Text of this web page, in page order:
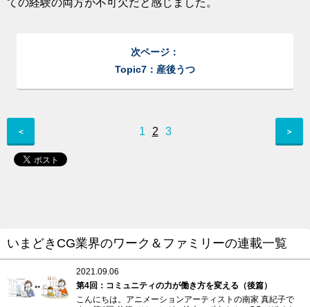
次ページ：
Topic7：産後うつ
＜ 1 2 3 ＞
いまどきCG業界のワーク＆ファミリーの連載一覧
2021.09.06
第4回：コミュニティの力が働き方を変える（後篇）
こんにちは。アニメーションアーティストの南家 真紀子で